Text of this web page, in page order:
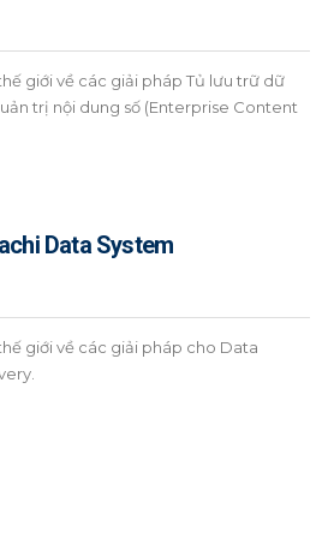
giới về các giải pháp Tủ lưu trữ dữ
trị nội dung số (Enterprise Content
Data System
giới về các giải pháp cho Data